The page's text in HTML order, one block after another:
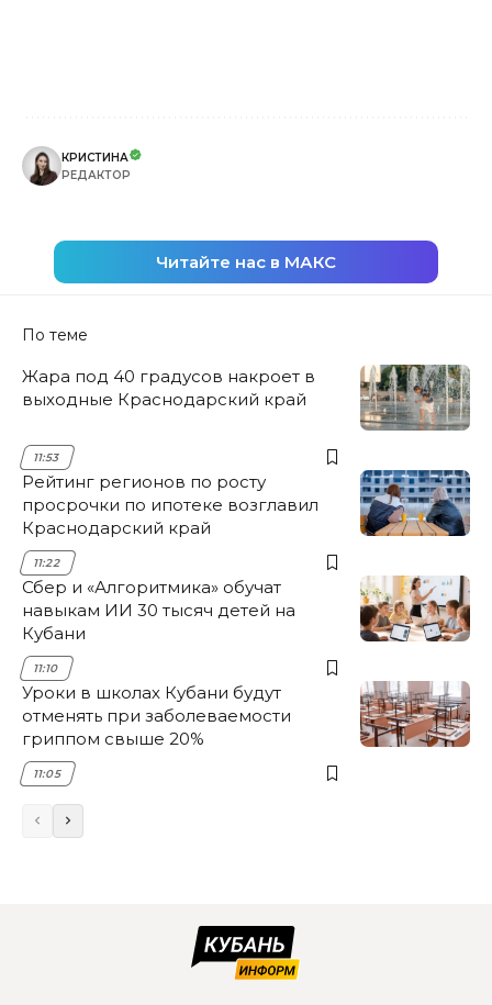
КРИСТИНА
РЕДАКТОР
Читайте нас в МАКС
По теме
Жара под 40 градусов накроет в
выходные Краснодарский край
11:53
Рейтинг регионов по росту
просрочки по ипотеке возглавил
Краснодарский край
11:22
Сбер и «Алгоритмика» обучат
навыкам ИИ 30 тысяч детей на
Кубани
11:10
Уроки в школах Кубани будут
отменять при заболеваемости
гриппом свыше 20%
11:05